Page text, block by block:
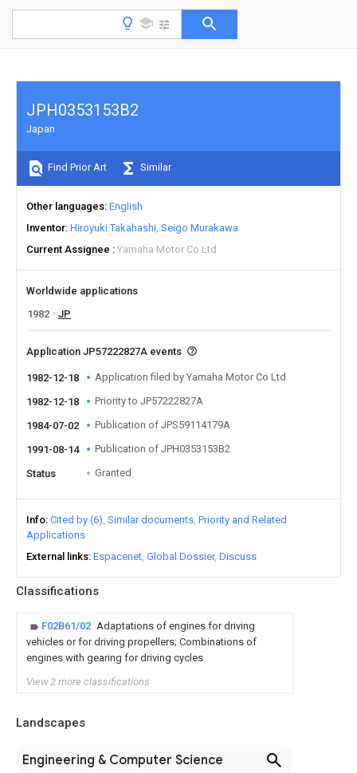
Classifications
F02B61/02 Adaptations of engines for driving
vehicles or for driving propellers; Combinations of
engines with gearing for driving cycles
View 2 more classifications
Landscapes
Engineering & Computer Science
JPH0353153B2
Japan
Find Prior Art Similar
Other languages English
Inventor Hiroyuki Takahashi Seigo Murakawa
Current Assignee
Yamaha Motor Co Ltd
Worldwide applications
1982
JP
Application JP57222827A events
1982-12-18 Application filed by Yamaha Motor Co Ltd
1982-12-18 Priority to JP57222827A
1984-07-02 Publication of JPS59114179A
1991-08-14 Publication of JPH0353153B2
Status Granted
Info Cited by (6) Similar documents Priority and Related
Applications
External links Espacenet Global Dossier Discuss